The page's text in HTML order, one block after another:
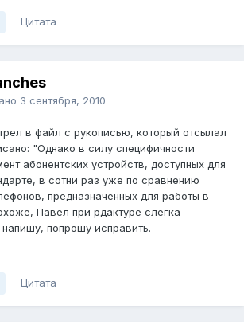
Цитата
3 сентября, 2010
в файл с рукописью, который отсылал
"Однако в силу специфичности
абонентских устройств, доступных для
в сотни раз уже по сравнению
предназначенных для работы в
Павел при рдактуре слегка
попрошу исправить.
Цитата